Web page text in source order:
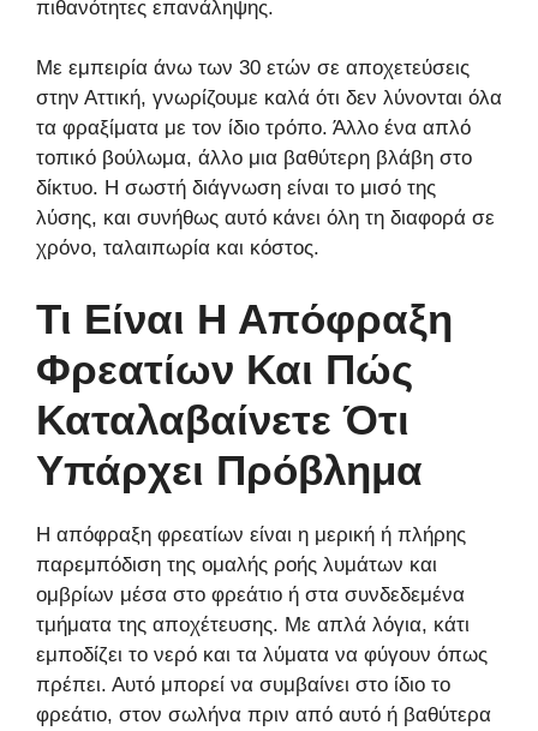
πιθανότητες επανάληψης.
Με εμπειρία άνω των 30 ετών σε αποχετεύσεις
στην Αττική, γνωρίζουμε καλά ότι δεν λύνονται όλα
τα φραξίματα με τον ίδιο τρόπο. Άλλο ένα απλό
τοπικό βούλωμα, άλλο μια βαθύτερη βλάβη στο
δίκτυο. Η σωστή διάγνωση είναι το μισό της
λύσης, και συνήθως αυτό κάνει όλη τη διαφορά σε
χρόνο, ταλαιπωρία και κόστος.
Τι Είναι Η Απόφραξη
Φρεατίων Και Πώς
Καταλαβαίνετε Ότι
Υπάρχει Πρόβλημα
Η απόφραξη φρεατίων είναι η μερική ή πλήρης
παρεμπόδιση της ομαλής ροής λυμάτων και
ομβρίων μέσα στο φρεάτιο ή στα συνδεδεμένα
τμήματα της αποχέτευσης. Με απλά λόγια, κάτι
εμποδίζει το νερό και τα λύματα να φύγουν όπως
πρέπει. Αυτό μπορεί να συμβαίνει στο ίδιο το
φρεάτιο, στον σωλήνα πριν από αυτό ή βαθύτερα